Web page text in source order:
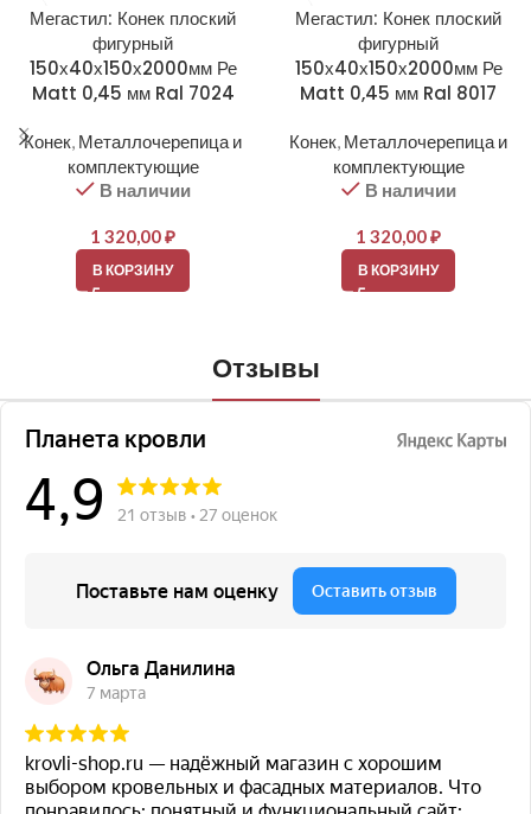
Мегастил: Конек плоский
фигурный
150х40х150х2000мм Ре
Matt 0,45 мм Ral 7024
Конек, Металлочерепица и
комплектующие
В наличии
1 320,00₽
В КОРЗИНУ
Мегастил: Конек плоский
фигурный
150х40х150х2000мм Ре
Matt 0,45 мм Ral 8017
Конек, Металлочерепица и
комплектующие
В наличии
1 320,00₽
В КОРЗИНУ
Отзывы